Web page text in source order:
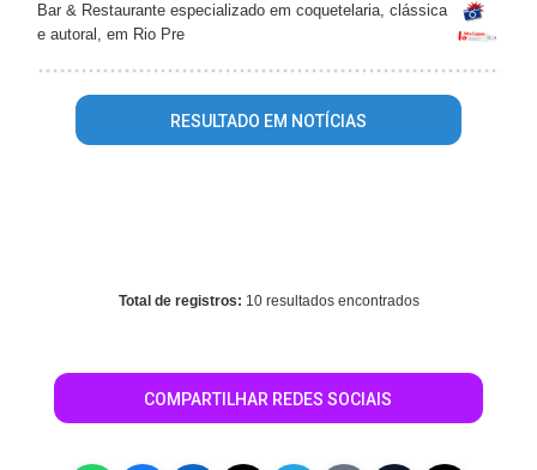
Bar & Restaurante especializado em coquetelaria, clássica
e autoral, em Rio Pre
RESULTADO EM NOTÍCIAS
Total de registros: 10 resultados encontrados
COMPARTILHAR REDES SOCIAIS